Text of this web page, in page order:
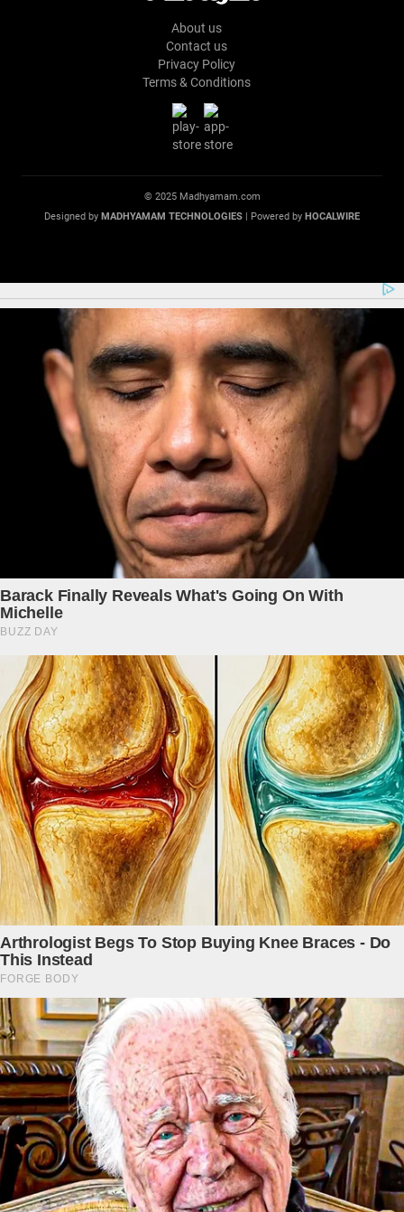
About us
Contact us
Privacy Policy
Terms & Conditions
© 2025 Madhyamam.com
Designed by MADHYAMAM TECHNOLOGIES | Powered by HOCALWIRE